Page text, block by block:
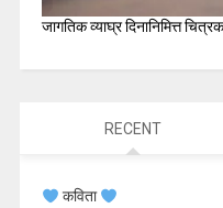
जागतिक व्याघ्र दिनानिमित्त
RECENT
कविता